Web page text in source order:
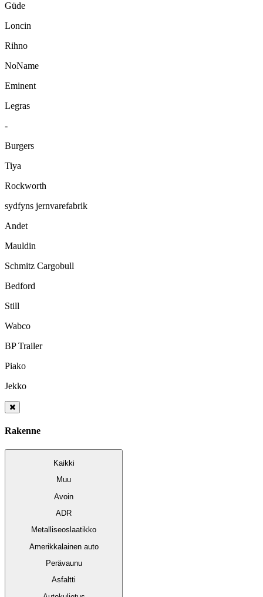
Güde
Loncin
Rihno
NoName
Eminent
Legras
-
Burgers
Tiya
Rockworth
sydfyns jernvarefabrik
Andet
Mauldin
Schmitz Cargobull
Bedford
Still
Wabco
BP Trailer
Piako
Jekko
Rakenne
Kaikki
Muu
Avoin
ADR
Metalliseoslaatikko
Amerikkalainen auto
Perävaunu
Asfaltti